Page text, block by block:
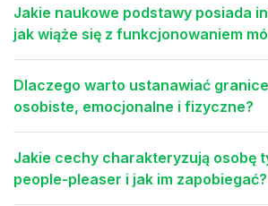
Jakie naukowe podstawy posiada
jak wiąże się z funkcjonowaniem
Dlaczego warto ustanawiać granice
osobiste, emocjonalne i fizyczne?
Jakie cechy charakteryzują osobę
people-pleaser i jak im zapobiegać?